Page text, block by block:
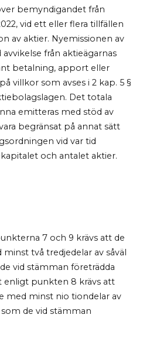
bemyndigandet från
vid ett eller flera tillfällen
av aktier. Nyemissionen av
från aktieägarnas
betalning, apport eller
villkor som avses i 2 kap. 5 §
Det totala
emitteras med stöd av
begränsat på annat sätt
vid var tid
och antalet aktier.
7 och 9 krävs att de
två tredjedelar av såväl
vid stämman företrädda
enligt punkten 8 krävs att
med minst nio tiondelar av
de vid stämman